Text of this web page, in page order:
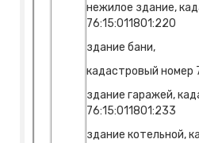
нежилое здание,
76:15:011801:220
здание бани,
кадастровый номер
здание гаражей,
76:15:011801:233
здание котельной,